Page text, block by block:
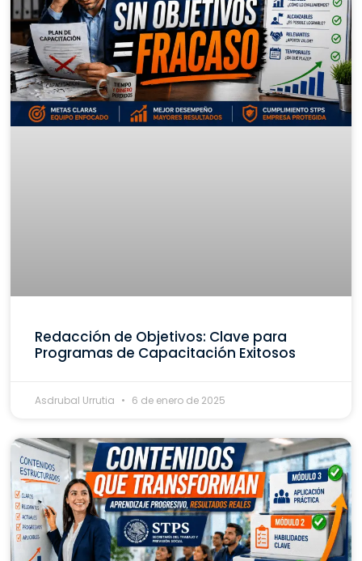
Redacción de Objetivos: Clave para
Programas de Capacitación Exitosos
Asdrubal Urrutia 6 de enero de 2025